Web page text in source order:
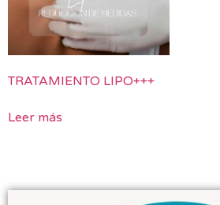
TRATAMIENTO LIPO+++
Leer más